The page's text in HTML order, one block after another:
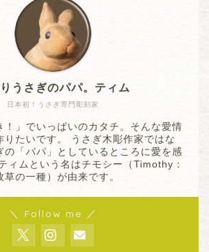
日本初！うさぎ専門彫刻家
うさぎのパパ。ティム
！」でいっぱいのカタチ。そんな愛情
りたいです。 うさぎ木彫作家ではな
の「パパ」としているところに愛を感
ィムという名はチモシー（Timothy：
草の一種）が由来です。
＼ Follow me ／